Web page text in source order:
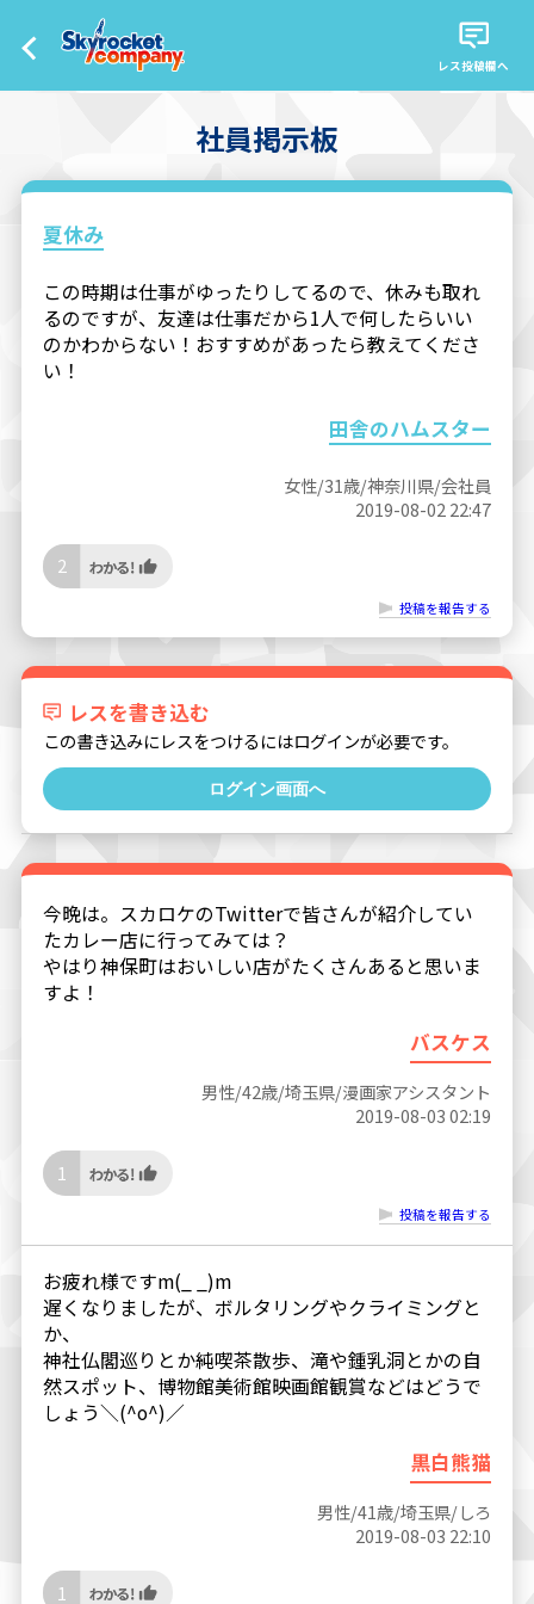
レス投稿欄へ
社員掲示板
夏休み
この時期は仕事がゆったりしてるので、休みも取れ
るのですが、友達は仕事だから1人で何したらいい
のかわからない！おすすめがあったら教えてくださ
い！
田舎のハムスター
女性/31歳/神奈川県/会社員
2019-08-02 22:47
2
投稿を報告する
レスを書き込む
この書き込みにレスをつけるにはログインが必要です。
ログイン画面へ
今晩は。スカロケのTwitterで皆さんが紹介してい
たカレー店に行ってみては？
やはり神保町はおいしい店がたくさんあると思いま
すよ！
バスケス
男性/42歳/埼玉県/漫画家アシスタント
2019-08-03 02:19
1
投稿を報告する
お疲れ様ですm(_ _)m
遅くなりましたが、ボルタリングやクライミングと
か、
神社仏閣巡りとか純喫茶散歩、滝や鍾乳洞とかの自
然スポット、博物館美術館映画館観賞などはどうで
しょう＼(^o^)／
黒白熊猫
男性/41歳/埼玉県/しろ
2019-08-03 22:10
1